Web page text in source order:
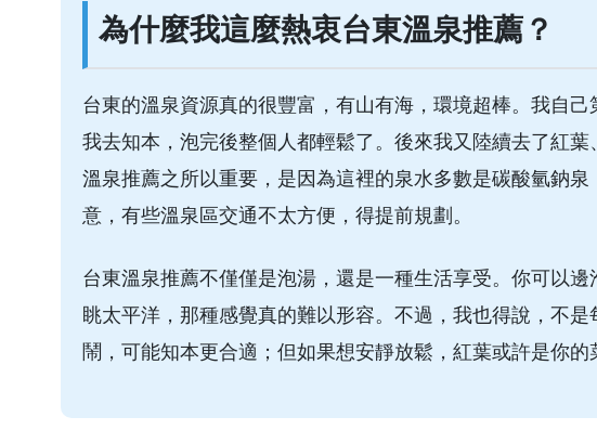
為什麼我這麼熱衷台東溫泉推薦？
台東的溫泉資源真的很豐富，有山有海，環境超棒。我自
我去知本，泡完後整個人都輕鬆了。後來我又陸續去了紅
溫泉推薦之所以重要，是因為這裡的泉水多數是碳酸氫鈉
意，有些溫泉區交通不太方便，得提前規劃。
台東溫泉推薦不僅僅是泡湯，還是一種生活享受。你可以
眺太平洋，那種感覺真的難以形容。不過，我也得說，不
鬧，可能知本更合適；但如果想安靜放鬆，紅葉或許是你的